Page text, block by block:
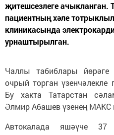
җитешсезлеге ачыкланган.
пациентның хәле
клиникасында
урнаштырылган.
Чаллы табиблары
очрый торган үзенчәлекле
Бу хакта Татарстан
Әлмир Абашев үзенең МАКС
Автокалада яшәүче